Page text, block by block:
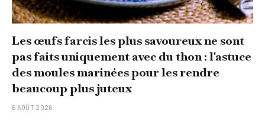
Les œufs farcis les plus savoureux ne sont
pas faits uniquement avec du thon : l'astuce
des moules marinées pour les rendre
beaucoup plus juteux
6 AOÛT 2026